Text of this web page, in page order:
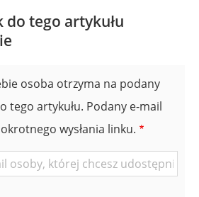
tego artykułu
osoba otrzyma na podany
tego artykułu. Podany e-mail
wysłania linku.